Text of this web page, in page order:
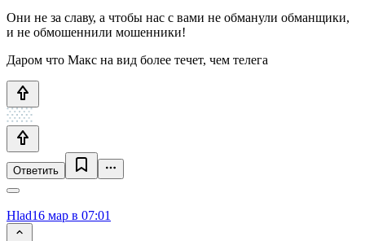
Они не за славу, а чтобы нас с вами не обманули обманщики,
и не обмошеннили мошенники!
Даром что Макс на вид более течет, чем телега
Ответить
Hlad16 мар в 07:01